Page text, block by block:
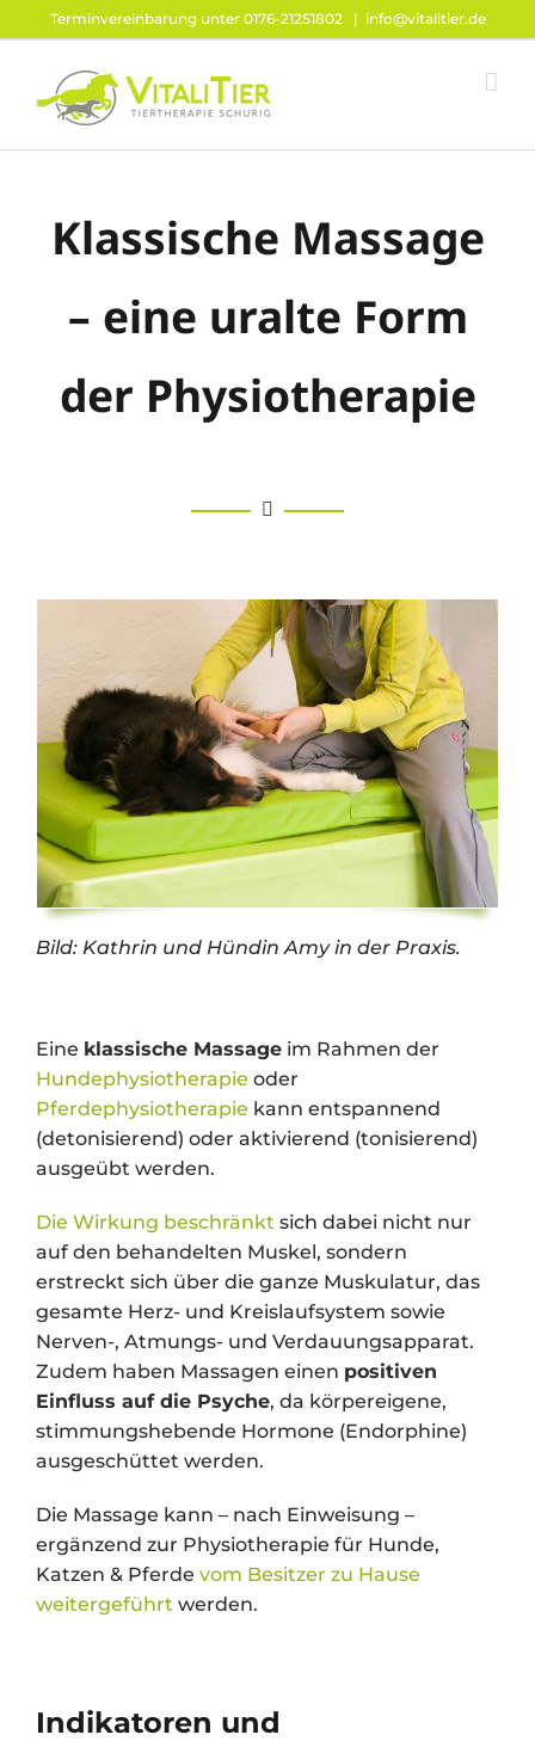
Inhalt
springen
Terminvereinbarung unter 0176-21251802 | info@vitalitier.de
Klassische Massage
– eine uralte Form
der Physiotherapie
Bild: Kathrin und Hündin Amy in der Praxis.
Eine klassische Massageim Rahmen der
Hundephysiotherapie oder
Pferdephysiotherapie kann entspannend
(detonisierend) oder aktivierend (tonisierend)
ausgeübt werden.
Die Wirkung beschränkt sich dabei nicht nur
auf den behandelten Muskel, sondern
erstreckt sich über die ganze Muskulatur, das
gesamte Herz- und Kreislaufsystem sowie
Nerven-, Atmungs- und Verdauungsapparat.
Zudem haben Massagen einen positiven
Einfluss auf die Psyche, da körpereigene,
stimmungshebende Hormone (Endorphine)
ausgeschüttet werden.
Die Massage kann – nach Einweisung –
ergänzend zur Physiotherapie für Hunde,
Katzen & Pferde vom Besitzer zu Hause
weitergeführt werden.
Indikatoren und